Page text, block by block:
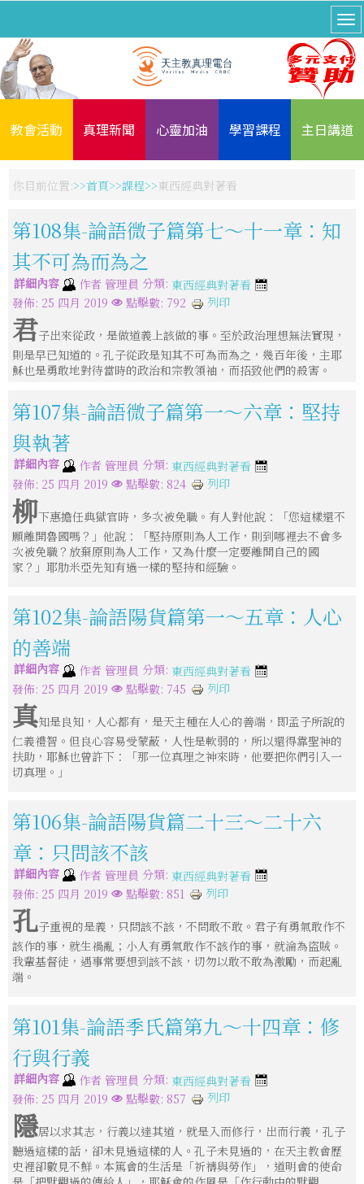
教會活動 真理新聞 心靈加油 學習課程 主日講道
你目前位置: 首頁 課程 東西經典對著看
第108集-論語微子篇第七～十一章：知
其不可為而為之
詳細內容 作者 管理員 分類: 東西經典對著看
發佈: 25 四月 2019
點擊數: 792 列印
君子出來從政，是做道義上該做的事。至於政治理想無法實現，
則是早已知道的。孔子從政是知其不可為而為之，幾百年後，主耶
穌也是勇敢地對待當時的政治和宗教領袖，而招致他們的殺害。
第107集-論語微子篇第一～六章：堅持
與執著
詳細內容 作者 管理員 分類: 東西經典對著看
發佈: 25 四月 2019
點擊數: 824 列印
柳下惠擔任典獄官時，多次被免職。有人對他說：「您這樣還不
願離開魯國嗎？」他說：「堅持原則為人工作，則到哪裡去不會多
次被免職？放棄原則為人工作，又為什麼一定要離開自己的國
家？」耶肋米亞先知有過一樣的堅持和經驗。
第102集-論語陽貨篇第一～五章：人心
的善端
詳細內容 作者 管理員 分類: 東西經典對著看
發佈: 25 四月 2019
點擊數: 745 列印
真知是良知，人心都有，是天主種在人心的善端，即孟子所說的
仁義禮智。但良心容易受蒙蔽，人性是軟弱的，所以還得靠聖神的
扶助，耶穌也曾許下：「那一位真理之神來時，他要把你們引入一
切真理。」
第106集-論語陽貨篇二十三～二十六
章：只問該不該
詳細內容 作者 管理員 分類: 東西經典對著看
發佈: 25 四月 2019
點擊數: 851 列印
孔子重視的是義，只問該不該，不問敢不敢。君子有勇氣敢作不
該作的事，就生禍亂；小人有勇氣敢作不該作的事，就淪為盜賊。
我輩基督徒，遇事常要想到該不該，切勿以敢不敢為激勵，而起亂
端。
第101集-論語季氏篇第九～十四章：修
行與行義
詳細內容 作者 管理員 分類: 東西經典對著看
發佈: 25 四月 2019
點擊數: 857 列印
隱居以求其志，行義以達其道，就是入而修行，出而行義，孔子
聽過這樣的話，卻未見過這樣的人。孔子未見過的，在天主教會歷
史裡卻數見不鮮。本篤會的生活是「祈禱與勞作」，道明會的使命